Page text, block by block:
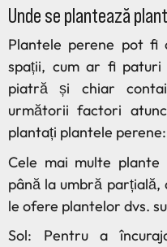
Unde se plantează
Plantele perene pot
spații, cum ar fi
piatră și chiar
următorii factori
plantați plantele perene:
Cele mai multe
până la umbră parțială,
le ofere plantelor dvs.
Sol: Pentru a